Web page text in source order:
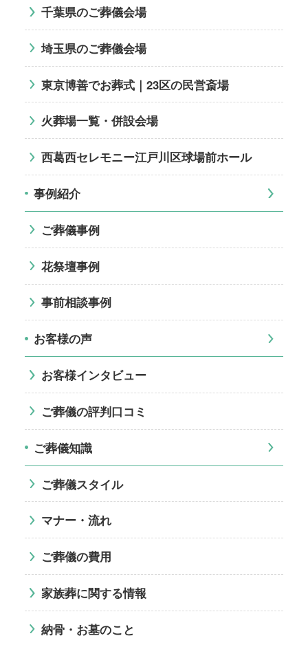
千葉県のご葬儀会場
埼玉県のご葬儀会場
東京博善でお葬式｜23区の民営斎場
火葬場一覧・併設会場
西葛西セレモニー江戸川区球場前ホール
事例紹介
ご葬儀事例
花祭壇事例
事前相談事例
お客様の声
お客様インタビュー
ご葬儀の評判口コミ
ご葬儀知識
ご葬儀スタイル
マナー・流れ
ご葬儀の費用
家族葬に関する情報
納骨・お墓のこと